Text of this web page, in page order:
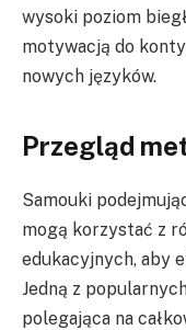
wysoki poziom
motywacją do
nowych języków.
Przegląd
Samouki
mogą korzystać z
edukacyjnych, aby
Jedną z
polegająca na